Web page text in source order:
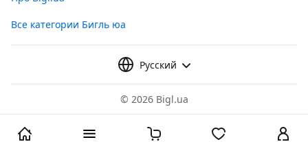
Все категории Бигль юа
Русский
© 2026 Bigl.ua